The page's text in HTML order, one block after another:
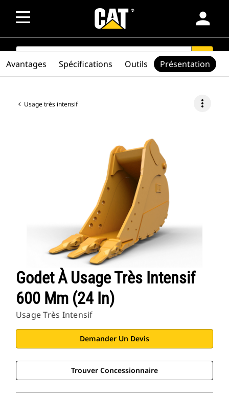
person
SEARCH search
Usage très intensif more_vert
Godet À Usage Très Intensif
600 Mm (24 In)
Usage Très Intensif
Demander Un Devis
Trouver Concessionnaire
Avantages Spécifications Outils Présentation